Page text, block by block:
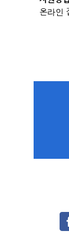
온라인